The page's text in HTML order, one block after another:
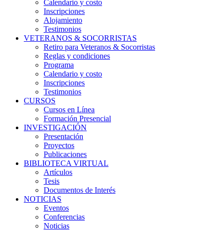
Calendario y costo
Inscripciones
Alojamiento
Testimonios
VETERANOS & SOCORRISTAS
Retiro para Veteranos & Socorristas
Reglas y condiciones
Programa
Calendario y costo
Inscripciones
Testimonios
CURSOS
Cursos en Línea
Formación Presencial
INVESTIGACIÓN
Presentación
Proyectos
Publicaciones
BIBLIOTECA VIRTUAL
Artículos
Tesis
Documentos de Interés
NOTICIAS
Eventos
Conferencias
Noticias